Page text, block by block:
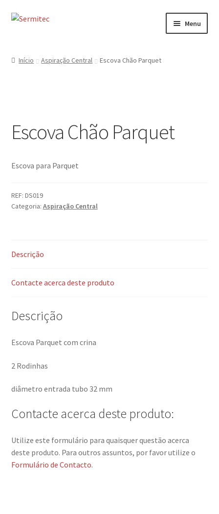
Ir
Saltar
Menu
Serviços
Início Aspiração Central Escova Chão Parquet
Escova Chão Parquet
Escova para Parquet
REF: DS019
Categoria: Aspiração Central
Descrição
Contacte acerca deste produto
Descrição
Escova Parquet com crina
2 Rodinhas
diâmetro entrada tubo 32 mm
Contacte acerca deste produto:
Utilize este formulário para quaisquer questão acerca
deste produto. Para outros assuntos, por favor utilize o
Formulário de Contacto.